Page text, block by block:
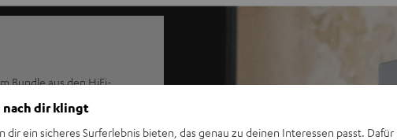
Bundle aus den HiFi-
DRA 800H und
nach dir klingt
dir ein sicheres Surferlebnis bieten, das genau zu deinen Interessen passt. Dafür